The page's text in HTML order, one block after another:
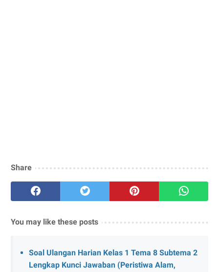
Share
You may like these posts
Soal Ulangan Harian Kelas 1 Tema 8 Subtema 2
Lengkap Kunci Jawaban (Peristiwa Alam,